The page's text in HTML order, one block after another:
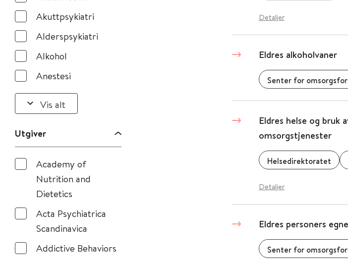
Akuttpsykiatri
Alderspsykiatri
Alkohol
Anestesi
Vis alt
Utgiver
Academy of
Nutrition and
Dietetics
Acta Psychiatrica
Scandinavica
Addictive Behaviors
Detaljer
Eldres alkoholvaner
Senter for
Eldres helse og bruk
omsorgstjenester
Helsedirektoratet
Detaljer
Eldres personers
Senter for